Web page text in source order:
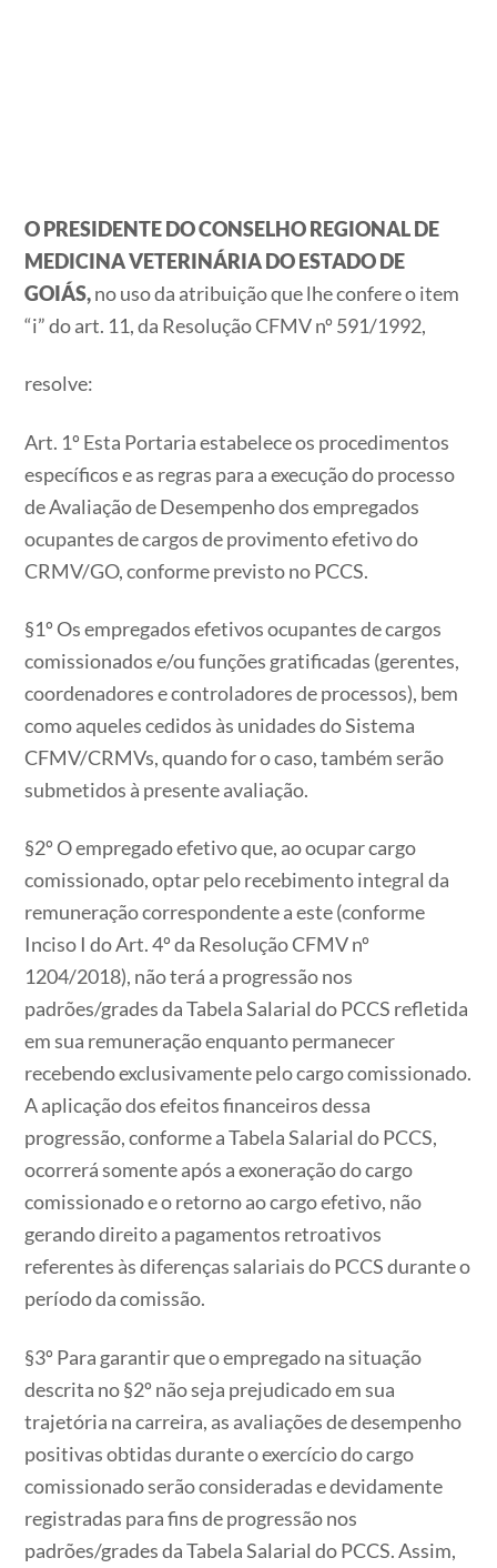
O PRESIDENTE DO CONSELHO REGIONAL DE
MEDICINA VETERINÁRIA DO ESTADO DE
GOIÁS,no uso da atribuição que lhe confere o item
“i” do art. 11, da Resolução CFMV nº 591/1992,
resolve:
Art. 1º Esta Portaria estabelece os procedimentos
específicos e as regras para a execução do processo
de Avaliação de Desempenho dos empregados
ocupantes de cargos de provimento efetivo do
CRMV/GO, conforme previsto no PCCS.
§1º Os empregados efetivos ocupantes de cargos
comissionados e/ou funções gratificadas (gerentes,
coordenadores e controladores de processos), bem
como aqueles cedidos às unidades do Sistema
CFMV/CRMVs, quando for o caso, também serão
submetidos à presente avaliação.
§2º O empregado efetivo que, ao ocupar cargo
comissionado, optar pelo recebimento integral da
remuneração correspondente a este (conforme
Inciso I do Art. 4º da Resolução CFMV nº
1204/2018), não terá a progressão nos
padrões/grades da Tabela Salarial do PCCS refletida
em sua remuneração enquanto permanecer
recebendo exclusivamente pelo cargo comissionado.
A aplicação dos efeitos financeiros dessa
progressão, conforme a Tabela Salarial do PCCS,
ocorrerá somente após a exoneração do cargo
comissionado e o retorno ao cargo efetivo, não
gerando direito a pagamentos retroativos
referentes às diferenças salariais do PCCS durante o
período da comissão.
§3º Para garantir que o empregado na situação
descrita no §2º não seja prejudicado em sua
trajetória na carreira, as avaliações de desempenho
positivas obtidas durante o exercício do cargo
comissionado serão consideradas e devidamente
registradas para fins de progressão nos
padrões/grades da Tabela Salarial do PCCS. Assim,